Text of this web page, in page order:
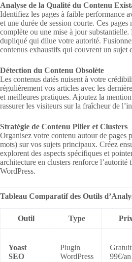
Analyse de la Qualité du Contenu
Identifiez les pages à faible performance
et une durée de session courte. Ces pages
complète ou une mise à jour
dupliqué qui dilue votre autorité.
contenus exhaustifs qui couvrent un sujet
Détection du Contenu Obsolète
Les contenus datés nuisent à votre
régulièrement vos articles avec les
et meilleures pratiques. Ajoutez la
rassurer les visiteurs sur la fraîcheur de
Stratégie de Contenu Pilier et Clusters
Organisez votre contenu autour de pages
mots) sur vos sujets principaux. Créez
explorent des aspects spécifiques et
architecture en clusters renforce l’autorité
WordPress.
Tableau Comparatif des Outils
Outil Type
Yoast
SEO
Plugin
WordPress
99€/an